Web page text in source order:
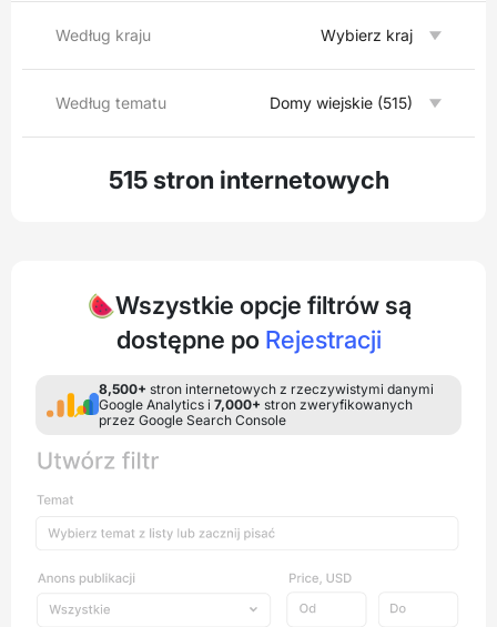
Według kraju Wybierz kraj
Według tematu Domy wiejskie (515)
515 stron internetowych
🍉Wszystkie opcje filtrów są
dostępne po Rejestracji
8,500+ stron internetowych z rzeczywistymi danymi
Google Analytics i 7,000+ stron zweryfikowanych
przez Google Search Console